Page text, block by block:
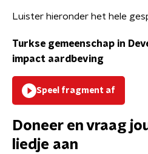
Luister hieronder het hele
Turkse gemeenschap in
impact aardbeving
Speel fragment af
Doneer en vraag
liedje aan